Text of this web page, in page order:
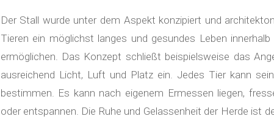
Der Stall wurde unter dem Aspekt konzipiert und
Tieren ein möglichst langes und gesundes Leben
ermöglichen. Das Konzept schließt beispielsweise das
ausreichend Licht, Luft und Platz ein. Jedes Tier kann
bestimmen. Es kann nach eigenem Ermessen liegen,
oder entspannen. Die Ruhe und Gelassenheit der Herde ist